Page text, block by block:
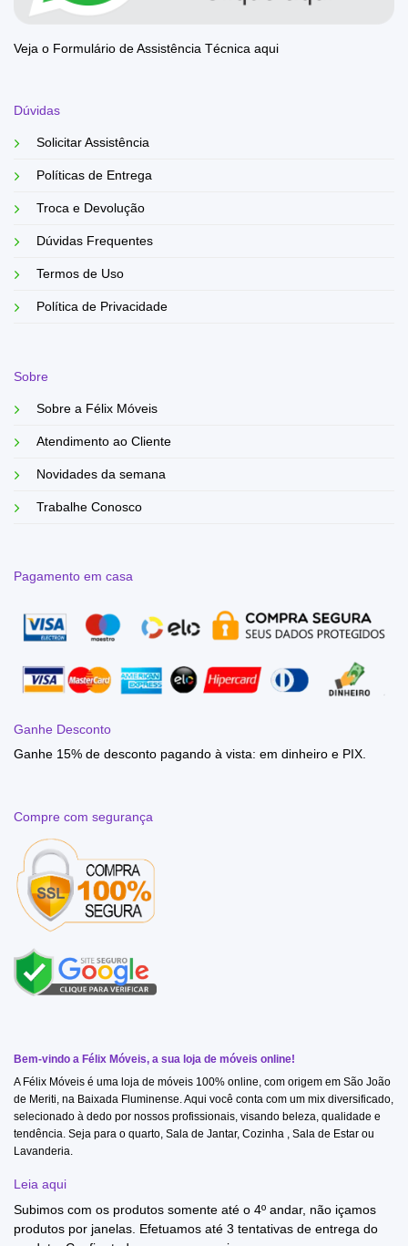
Veja o Formulário de Assistência Técnica aqui
Dúvidas
Solicitar Assistência
Políticas de Entrega
Troca e Devolução
Dúvidas Frequentes
Termos de Uso
Política de Privacidade
Sobre
Sobre a Félix Móveis
Atendimento ao Cliente
Novidades da semana
Trabalhe Conosco
Pagamento em casa
Ganhe Desconto
Ganhe 15% de desconto pagando à vista: em dinheiro e PIX.
Compre com segurança
Bem-vindo a Félix Móveis, a sua loja de móveis online!
A Félix Móveis é uma loja de móveis 100% online, com origem em São João
de Meriti, na Baixada Fluminense. Aqui você conta com um mix diversificado,
selecionado à dedo por nossos profissionais, visando beleza, qualidade e
tendência. Seja para o quarto, Sala de Jantar, Cozinha , Sala de Estar ou
Lavanderia.
Leia aqui
Subimos com os produtos somente até o 4º andar, não içamos
produtos por janelas. Efetuamos até 3 tentativas de entrega do